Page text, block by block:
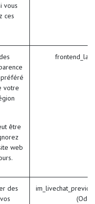
vous
ces
votre
être
web
des